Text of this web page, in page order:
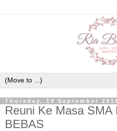
Thursday, 19 September
Reuni Ke Masa SMA
BEBAS